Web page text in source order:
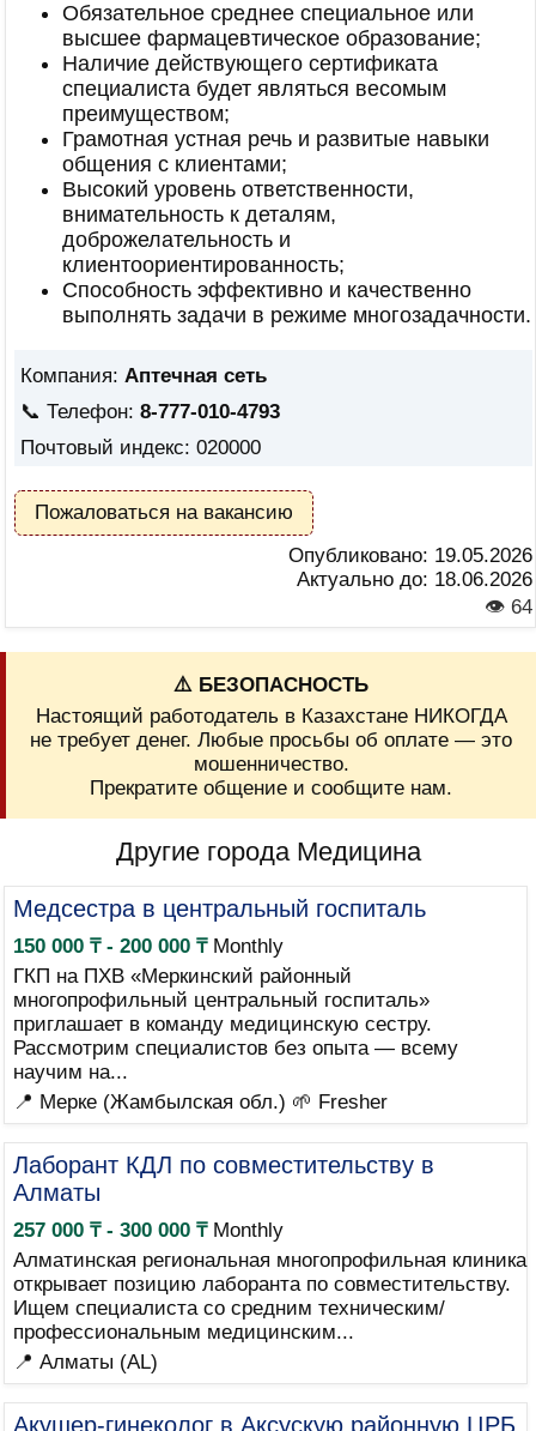
Обязательное среднее специальное или
высшее фармацевтическое образование;
Наличие действующего сертификата
специалиста будет являться весомым
преимуществом;
Грамотная устная речь и развитые навыки
общения с клиентами;
Высокий уровень ответственности,
внимательность к деталям,
доброжелательность и
клиентоориентированность;
Способность эффективно и качественно
выполнять задачи в режиме многозадачности.
Компания: Аптечная сеть
📞 Телефон: 8-777-010-4793
Почтовый индекс: 020000
Пожаловаться на вакансию
Опубликовано: 19.05.2026
Актуально до: 18.06.2026
👁 64
⚠️ БЕЗОПАСНОСТЬ
Настоящий работодатель в Казахстане НИКОГДА
не требует денег. Любые просьбы об оплате — это
мошенничество.
Прекратите общение и сообщите нам.
Другие города Медицина
Медсестра в центральный госпиталь
150 000 ₸ - 200 000 ₸Monthly
ГКП на ПХВ «Меркинский районный
многопрофильный центральный госпиталь»
приглашает в команду медицинскую сестру.
Рассмотрим специалистов без опыта — всему
научим на...
📍 Мерке (Жамбылская обл.) 🌱 Fresher
Лаборант КДЛ по совместительству в
Алматы
257 000 ₸ - 300 000 ₸Monthly
Алматинская региональная многопрофильная клиника
открывает позицию лаборанта по совместительству.
Ищем специалиста со средним техническим/
профессиональным медицинским...
📍 Алматы (AL)
Акушер-гинеколог в Аксускую районную ЦРБ